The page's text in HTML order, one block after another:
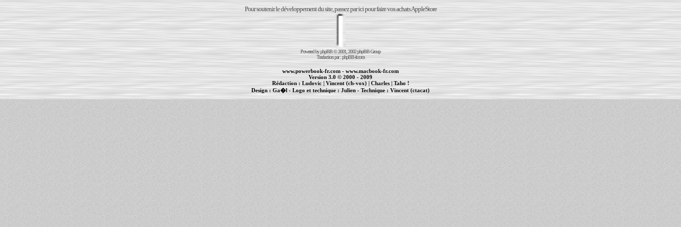
Pour soutenir le développement du site, passez par ici pour faire vos achats AppleStore
Powered byphpBB© 2001, 2002 phpBB Group
Traduction par :phpBB-fr.com
www.powerbook-fr.com - www.macbook-fr.com
Version 3.0 © 2000 - 2009
Rédaction : Ludovic|Vincent (ch-vox)| Charles|Taho !
Design :Ga�l - Logo et technique : Julien - Technique :Vincent (ctacat)
| | cr�ation de sites Internet